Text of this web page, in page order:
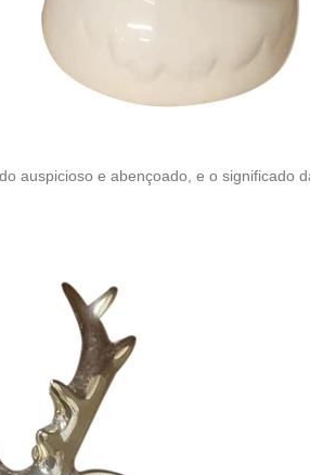
auspicioso e abençoado, e o significado